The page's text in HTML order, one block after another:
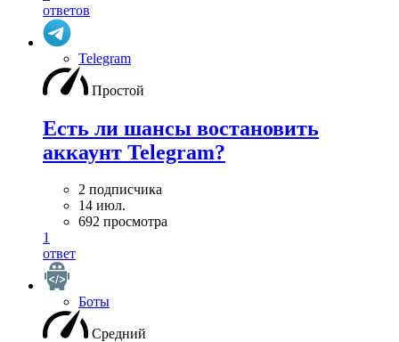
ответов
Telegram
Простой
Есть ли шансы востановить
аккаунт Telegram?
2 подписчика
14 июл.
692 просмотра
1
ответ
Боты
Средний